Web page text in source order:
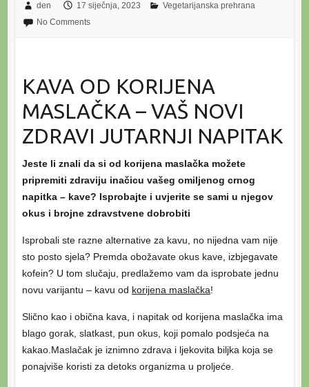
den 17 siječnja, 2023
Vegetarijanska prehrana
No Comments
KAVA OD KORIJENA
MASLAČKA – VAŠ NOVI
ZDRAVI JUTARNJI NAPITAK
Jeste li znali da si od korijena maslačka možete
pripremiti zdraviju inačicu vašeg omiljenog crnog
napitka – kave? Isprobajte i uvjerite se sami u njegov
okus i brojne zdravstvene dobrobiti
Isprobali ste razne alternative za kavu, no nijedna vam nije
sto posto sjela? Premda obožavate okus kave, izbjegavate
kofein? U tom slučaju, predlažemo vam da isprobate jednu
novu varijantu – kavu od korijena maslačka!
Slično kao i obična kava, i napitak od korijena maslačka ima
blago gorak, slatkast, pun okus, koji pomalo podsjeća na
kakao.Maslačak je iznimno zdrava i ljekovita biljka koja se
ponajviše koristi za detoks organizma u proljeće.